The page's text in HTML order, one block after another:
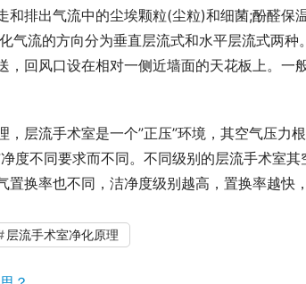
和排出气流中的尘埃颗粒(尘粒)和细菌;酚醛保
气流的方向分为垂直层流式和水平层流式两种
，回风口设在相对一侧近墙面的天花板上。一
，层流手术室是一个”正压”环境，其空气压力
度不同要求而不同。不同级别的层流手术室
换率也不同，洁净度级别越高，置换率越快
层流手术室净化原理